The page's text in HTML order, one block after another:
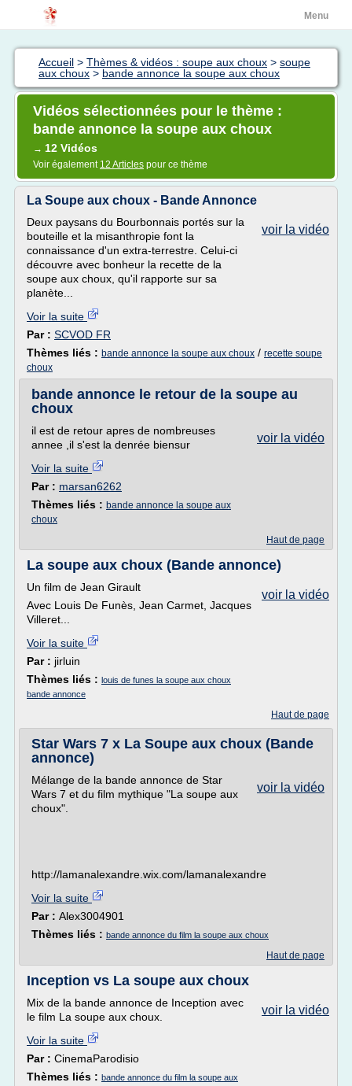
Menu
Accueil > Thèmes & vidéos : soupe aux choux > soupe
aux choux > bande annonce la soupe aux choux
Vidéos sélectionnées pour le thème :
bande annonce la soupe aux choux
→ 12 Vidéos
Voir également 12 Articles pour ce thème
La Soupe aux choux - Bande Annonce
voir la vidéo
Deux paysans du Bourbonnais portés sur la
bouteille et la misanthropie font la
connaissance d'un extra-terrestre. Celui-ci
découvre avec bonheur la recette de la
soupe aux choux, qu'il rapporte sur sa
planète...
Voir la suite
Par : SCVOD FR
Thèmes liés : bande annonce la soupe aux choux / recette soupe
choux
bande annonce le retour de la soupe au
choux
voir la vidéo
il est de retour apres de nombreuses
annee ,il s'est la denrée biensur
Voir la suite
Par : marsan6262
Thèmes liés : bande annonce la soupe aux
choux
Haut de page
La soupe aux choux (Bande annonce)
voir la vidéo
Un film de Jean Girault
Avec Louis De Funès, Jean Carmet, Jacques
Villeret...
Voir la suite
Par : jirluin
Thèmes liés : louis de funes la soupe aux choux
bande annonce
Haut de page
Star Wars 7 x La Soupe aux choux (Bande
annonce)
voir la vidéo
Mélange de la bande annonce de Star
Wars 7 et du film mythique "La soupe aux
choux".
http://lamanalexandre.wix.com/lamanalexandre
Voir la suite
Par : Alex3004901
Thèmes liés : bande annonce du film la soupe aux choux
Haut de page
Inception vs La soupe aux choux
voir la vidéo
Mix de la bande annonce de Inception avec
le film La soupe aux choux.
Voir la suite
Par : CinemaParodisio
Thèmes liés : bande annonce du film la soupe aux